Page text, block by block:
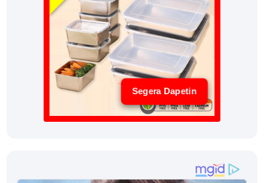
Segera Dapetin